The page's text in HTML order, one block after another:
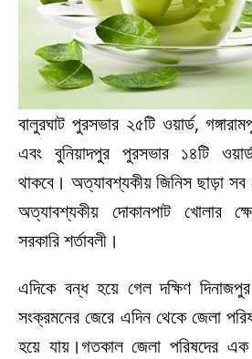
বালুরঘাট পুরসভার ২৫টি ওয়ার্ড,
এবং বুনিয়াদপুর পুরসভার ১৪টি
থাকবে। অত্যাবশ্যকীয় জিনিস ছাড়া সব
অত্যাবশ্যকীয় দোকানপাট খোলার
সরকারি শর্তাবলী।
এদিকে বন্ধ হয়ে গেল দক্ষিণ
সংক্রমনের জেরে এদিন থেকে জেলা
হয়ে যায়।গতকাল জেলা পরিষদের এক